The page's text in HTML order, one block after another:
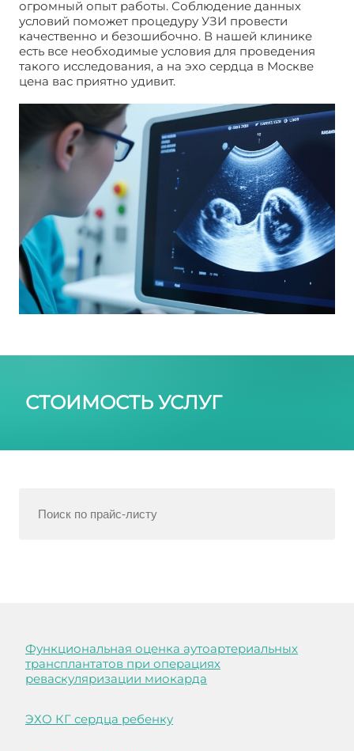
огромный опыт работы. Соблюдение данных
условий поможет процедуру УЗИ провести
качественно и безошибочно. В нашей клинике
есть все необходимые условия для проведения
такого исследования, а на эхо сердца в Москве
цена вас приятно удивит.
СТОИМОСТЬ УСЛУГ
Функциональная оценка аутоартериальных
трансплантатов при операциях
реваскуляризации миокарда
ЭХО КГ сердца ребенку